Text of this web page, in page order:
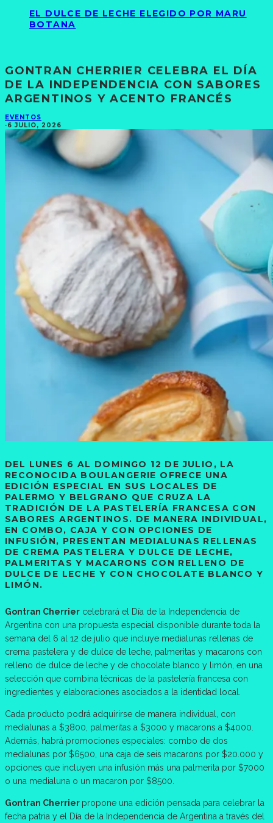
EL DULCE DE LECHE ELEGIDO POR MARU
BOTANA
GONTRAN CHERRIER CELEBRA EL DÍA
DE LA INDEPENDENCIA CON SABORES
ARGENTINOS Y ACENTO FRANCÉS
EVENTOS
·6 JULIO, 2026
DEL LUNES 6 AL DOMINGO 12 DE JULIO, LA
RECONOCIDA BOULANGERIE OFRECE UNA
EDICIÓN ESPECIAL EN SUS LOCALES DE
PALERMO Y BELGRANO QUE CRUZA LA
TRADICIÓN DE LA PASTELERÍA FRANCESA CON
SABORES ARGENTINOS. DE MANERA INDIVIDUAL,
EN COMBO, CAJA Y CON OPCIONES DE
INFUSIÓN, PRESENTAN MEDIALUNAS RELLENAS
DE CREMA PASTELERA Y DULCE DE LECHE,
PALMERITAS Y MACARONS CON RELLENO DE
DULCE DE LECHE Y CON CHOCOLATE BLANCO Y
LIMÓN.
Gontran Cherrier celebrará el Día de la Independencia de
Argentina con una propuesta especial disponible durante toda la
semana del 6 al 12 de julio que incluye medialunas rellenas de
crema pastelera y de dulce de leche, palmeritas y macarons con
relleno de dulce de leche y de chocolate blanco y limón, en una
selección que combina técnicas de la pastelería francesa con
ingredientes y elaboraciones asociados a la identidad local.
Cada producto podrá adquirirse de manera individual, con
medialunas a $3800, palmeritas a $3000 y macarons a $4000.
Además, habrá promociones especiales: combo de dos
medialunas por $6500, una caja de seis macarons por $20.000 y
opciones que incluyen una infusión más una palmerita por $7000
o una medialuna o un macaron por $8500.
Gontran Cherrier propone una edición pensada para celebrar la
fecha patria y el Día de la Independencia de Argentina a través del